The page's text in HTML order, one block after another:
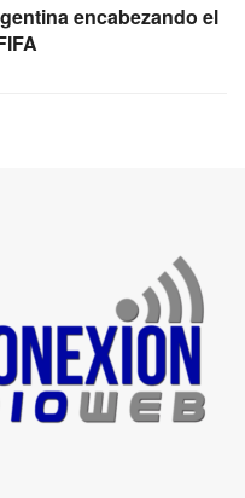
encabezando el